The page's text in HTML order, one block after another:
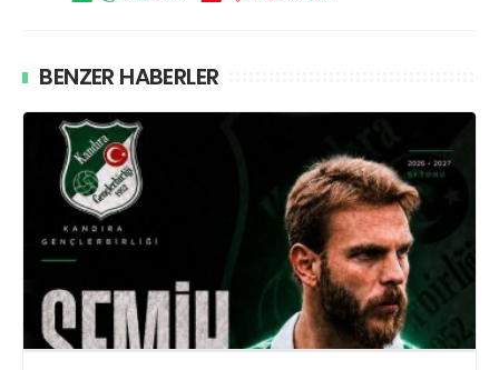
BENZER HABERLER